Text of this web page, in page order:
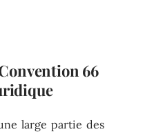
66
large partie des